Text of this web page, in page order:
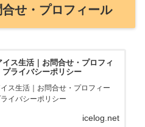
せ・プロフィール
イス生活｜お問合せ・プロフィ
プライバシーポリシー
ス生活｜お問合せ・プロフィー
イバシーポリシー
icelog.net